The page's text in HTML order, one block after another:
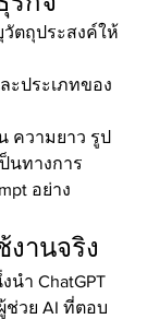
ตถุประสงค์ให้
ะประเภทของ
ความยาว รูป
นทางการ
อย่าง
านจริง
ำ ChatGPT
ช่วย AI ที่ตอบ